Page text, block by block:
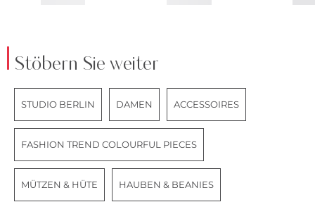
Stöbern Sie weiter
STUDIO BERLIN DAMEN ACCESSOIRES
FASHION TREND COLOURFUL PIECES
MÜTZEN & HÜTE HAUBEN & BEANIES